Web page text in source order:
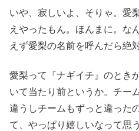
いや、寂しいよ、そりゃ。愛
えやったもん。ほんまに。な
えず愛梨の名前を呼んだら絶
愛梨って『ナギイチ』のとき
いて当たり前というか。チー
違うしチームもずっと違った
て、やっぱり嬉しいなって思う